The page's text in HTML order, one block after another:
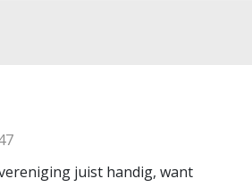
juist handig, want